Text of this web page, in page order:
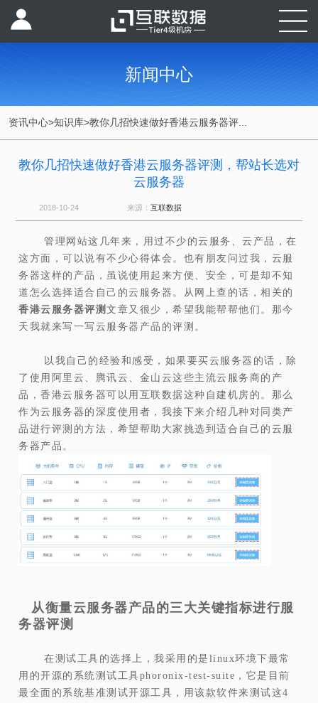
新闻中心
资讯中心>知识库>教你几招快速做好香港云服务器评...
教你几招快速做好香港云服务器评测，帮站长选对
云服务器
2018-10-24 来源： 互联数据
管理网站这几年来，用过不少的云服务、云产品，在
这方面，可以说有不少心得体会。也有朋友问过我，云服
务器这样的产品，虽说使用起来方便、安全，可是却不知
道怎么选择适合自己的云服务器。从网上查的话，相关的
香港云服务器评测文章又很少，希望我能帮帮他们。那今
天我就来写一写云服务器产品的评测。
以我自己的经验和感受，如果要买云服务器的话，除
了使用阿里云、腾讯云、金山云这些主流云服务商的产
品，香港云服务器可以用互联数据这种自建机房的。那么
作为云服务器的深度使用者，我接下来介绍几种对同类产
品进行评测的方法，希望帮助大家挑选到适合自己的云服
务器产品。
从衡量云服务器产品的三大关键指标进行服
务器评测
在测试工具的选择上，我采用的是linux环境下最常
用的开源的系统测试工具phoronix-test-suite，它是目前
最全面的系统基准测试开源工具，用该款软件来测试这4